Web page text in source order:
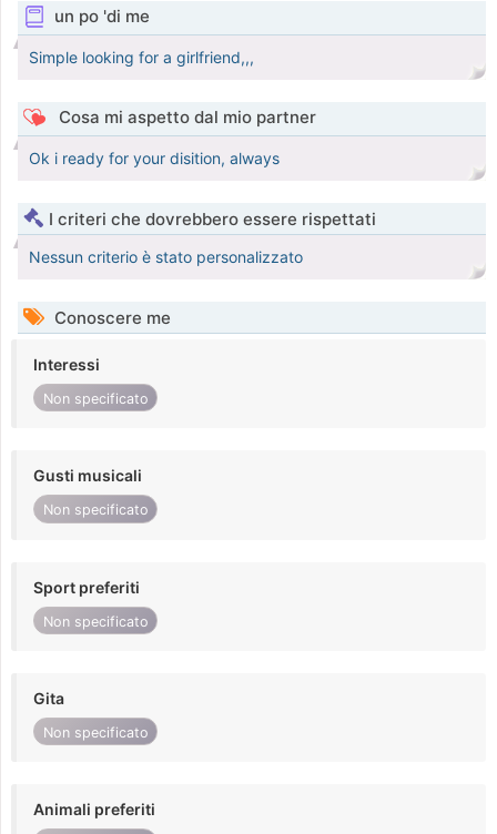
un po 'di me
Simple looking for a girlfriend,,,
Cosa mi aspetto dal mio partner
Ok i ready for your disition, always
I criteri che dovrebbero essere rispettati
Nessun criterio è stato personalizzato
Conoscere me
Interessi
Non specificato
Gusti musicali
Non specificato
Sport preferiti
Non specificato
Gita
Non specificato
Animali preferiti